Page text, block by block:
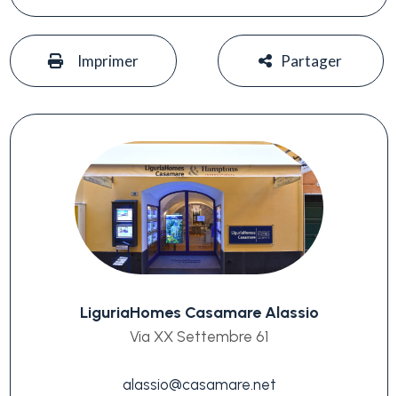
Imprimer Partager
LiguriaHomes Casamare Alassio
Via XX Settembre 61
alassio@casamare.net